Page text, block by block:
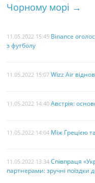
t
Чорному морі →
11.05.2022 15:45 Binance
з футболу
11.05.2022 15:07 Wizz Air
11.05.2022 14:40 Австрія:
11.05.2022 14:04 Між Грецією
11.05.2022 13:34 Співпраця
партнерами: зручні поїздки